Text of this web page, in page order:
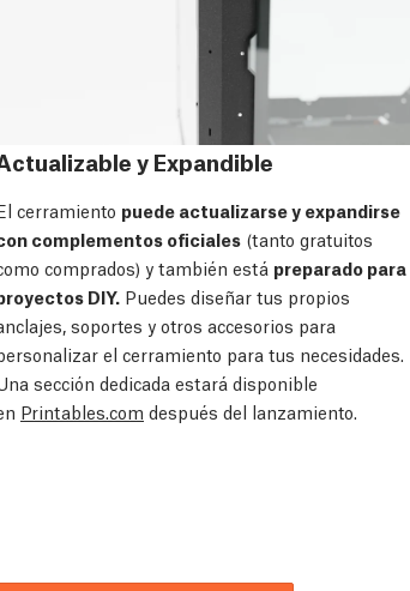
y Expandible
cerramiento puede actualizarse y expandirse
complementos oficiales (tanto gratuitos
comprados) y también está preparado para
DIY. Puedes diseñar tus propios
soportes y otros accesorios para
el cerramiento para tus necesidades.
sección dedicada estará disponible
Printables.com después del lanzamiento.